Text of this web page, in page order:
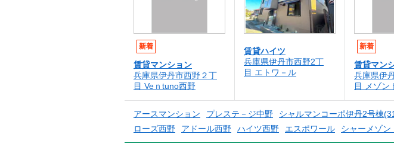
新着
賃貸マンション
兵庫県伊丹市西野２丁
目 Veｎtuno西野
賃貸ハイツ
兵庫県伊丹市西野2丁
目 エトワ－ル
新着
賃貸マン
兵庫県伊
目 メゾン
アースマンション プレステ－ジ中野 シャルマンコーポ伊丹2号棟
ローズ西野
アドール西野 ハイツ西野 エスポワール シャーメゾ